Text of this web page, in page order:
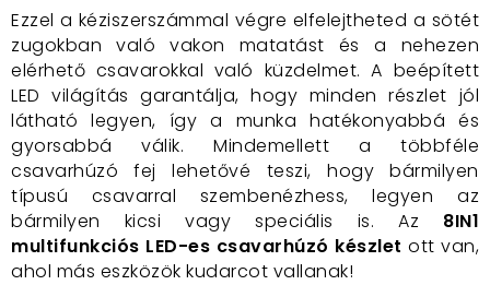
Ezzel a kéziszerszámmal végre elfelejtheted a sötét
zugokban való vakon matatást és a nehezen
elérhető csavarokkal való küzdelmet. A beépített
LED világítás garantálja, hogy minden részlet jól
látható legyen, így a munka hatékonyabbá és
gyorsabbá válik. Mindemellett a többféle
csavarhúzó fej lehetővé teszi, hogy bármilyen
típusú csavarral szembenézhess, legyen az
bármilyen kicsi vagy speciális is. Az 8IN1
multifunkciós LED-es csavarhúzó készlet ott van,
ahol más eszközök kudarcot vallanak!